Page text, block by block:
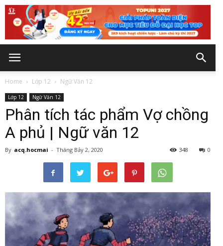
Home Lớp 12 Ngữ Văn 12
Lớp 12 Ngữ Văn 12
Phân tích tác phẩm Vợ chồng
A phủ | Ngữ văn 12
By acq.hocmai - Tháng Bảy 2, 2020 0
348